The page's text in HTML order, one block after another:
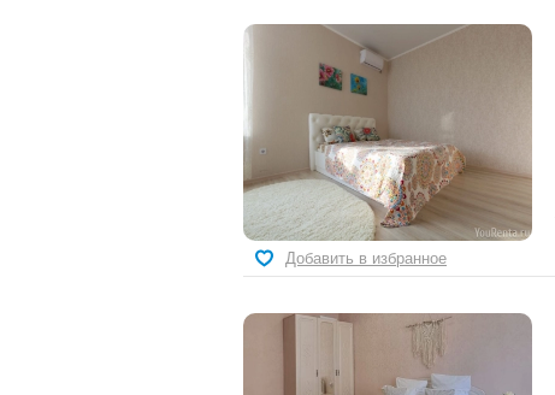
Добавить в избранное